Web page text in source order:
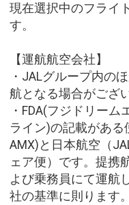
現在選択中のフライ
す。
【運航航空会社】
・JALグループ内の
航となる場合がござ
・FDA(フジドリー
ライン)の記載がある
AMX)と日本航空（
ェア便）です。提携
よび乗務員にて運航
社の基準に則ります。